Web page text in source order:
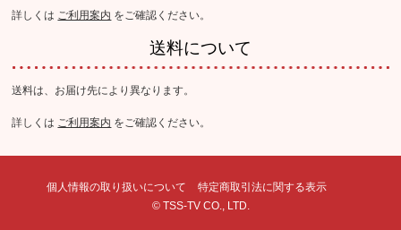
詳しくは ご利用案内 をご確認ください。
送料について
送料は、お届け先により異なります。
詳しくは ご利用案内 をご確認ください。
個人情報の取り扱いについて
特定商取引法に関する表示
© TSS-TV CO., LTD.